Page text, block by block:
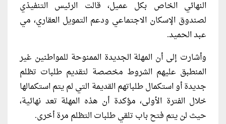
النهائي الخاص بكل عميل، قالت الرئيس التنفيذي
لصندوق الإسكان الاجتماعي ودعم التمويل العقاري، مي
عبد الحميد.
وأشارت إلى أن المهلة الجديدة الممنوحة للمواطنين غير
المنطبق عليهم الشروط مخصصة لتقديم طلبات تظلم
جديدة أو استكمال طلباتهم القديمة التي لم يتم استكمالها
خلال الفترة الأولى، مؤكدة أن هذه المهلة تعد نهائية،
حيث لن يتم فتح باب تلقي طلبات التظلم مرة أخرى.